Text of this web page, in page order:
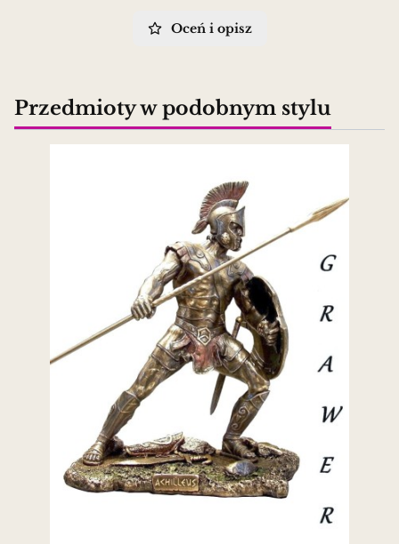
Oceń i opisz
Przedmioty w podobnym stylu